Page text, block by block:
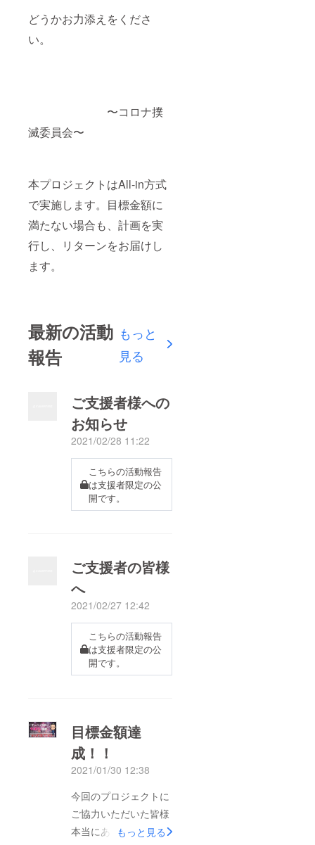
どうかお力添えをくださ
い。
〜コロナ撲
滅委員会〜
本プロジェクトはAll-in方式
で実施します。目標金額に
満たない場合も、計画を実
行し、リターンをお届けし
ます。
最新の活動
報告
もっと
見る
ご支援者様への
お知らせ
2021/02/28 11:22
こちらの活動報告
は支援者限定の公
開です。
ご支援者の皆様
へ
2021/02/27 12:42
こちらの活動報告
は支援者限定の公
開です。
目標金額達
成！！
2021/01/30 12:38
今回のプロジェクトに
ご協力いただいた皆様
本当にありがとうござ
もっと見る